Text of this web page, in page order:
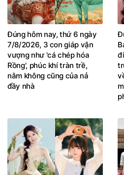
Đúng hôm nay, thứ 6 ngày
7/8/2026, 3 con giáp vận
vượng như 'cá chép hóa
Rồng', phúc khí tràn trề,
nằm không cũng của nả
đầy nhà